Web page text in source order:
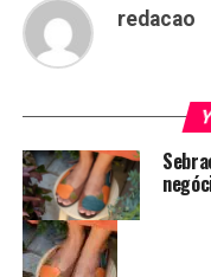
redacao